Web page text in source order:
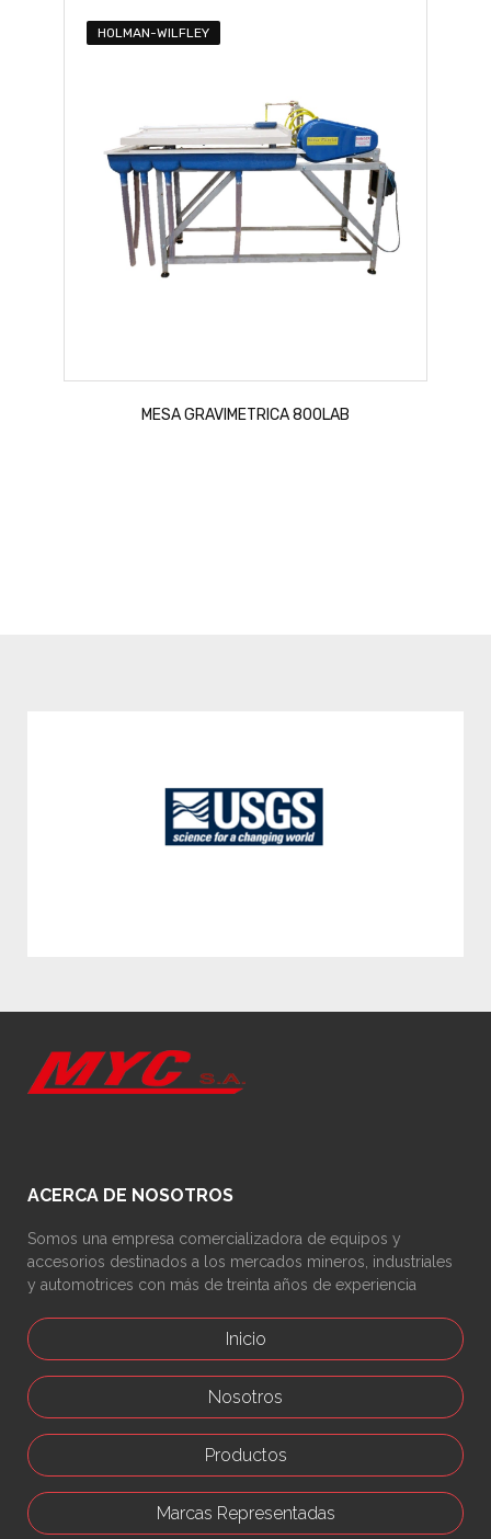
HOLMAN-WILFLEY
MESA GRAVIMETRICA 800LAB
ACERCA DE NOSOTROS
Somos una empresa comercializadora de equipos y
accesorios destinados a los mercados mineros, industriales
y automotrices con más de treinta años de experiencia
Inicio
Nosotros
Productos
Marcas Representadas